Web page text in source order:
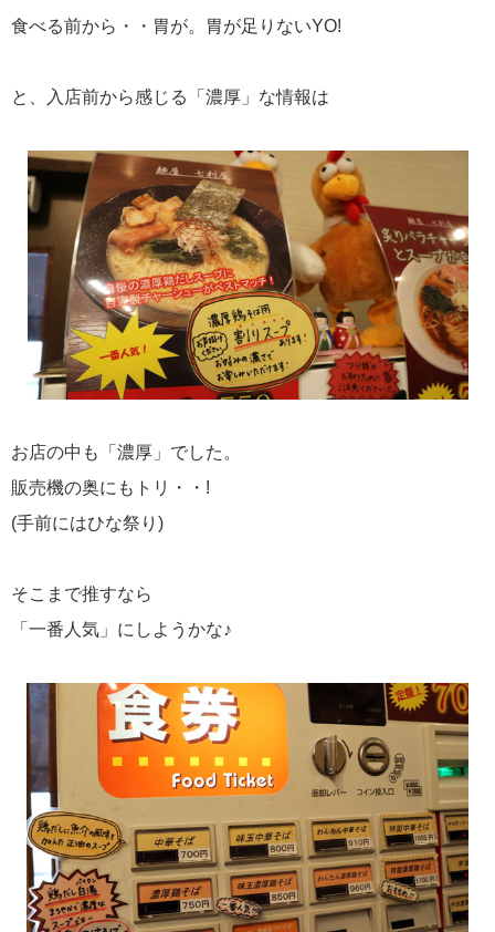
食べる前から・・胃が。胃が足りないYO!
と、入店前から感じる「濃厚」な情報は
お店の中も「濃厚」でした。
販売機の奥にもトリ・・!
(手前にはひな祭り)
そこまで推すなら
「一番人気」にしようかな♪